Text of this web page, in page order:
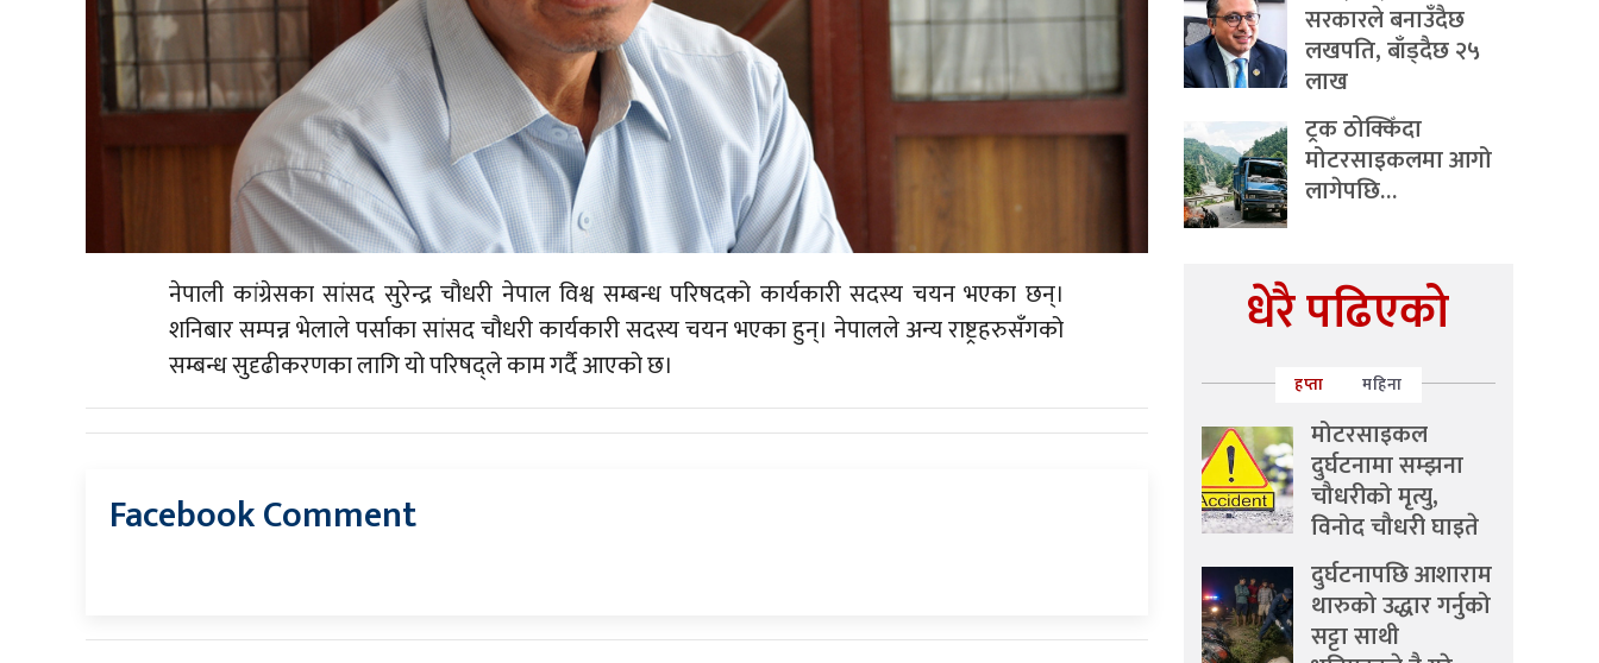
नेपाली कांग्रेसका सांसद सुरेन्द्र चौधरी नेपाल विश्व सम्बन्ध परिषदको कार्यकारी सदस्य चयन भएका छन्।
शनिबार सम्पन्न भेलाले पर्साका सांसद चौधरी कार्यकारी सदस्य चयन भएका हुन्। नेपालले अन्य राष्ट्रहरुसँगको
सम्बन्ध सुदृढीकरणका लागि यो परिषद्ले काम गर्दै आएको छ।
Facebook Comment
सरकारले बनाउँदैछ
लखपति, बाँड्दैछ २५
लाख
ट्रक ठोक्किँदा
मोटरसाइकलमा आगो
लागेपछि…
धेरै पढिएको
हप्ता महिना
मोटरसाइकल
दुर्घटनामा सम्झना
चौधरीको मृत्यु,
विनोद चौधरी घाइते
दुर्घटनापछि आशाराम
थारुको उद्धार गर्नुको
सट्टा साथी